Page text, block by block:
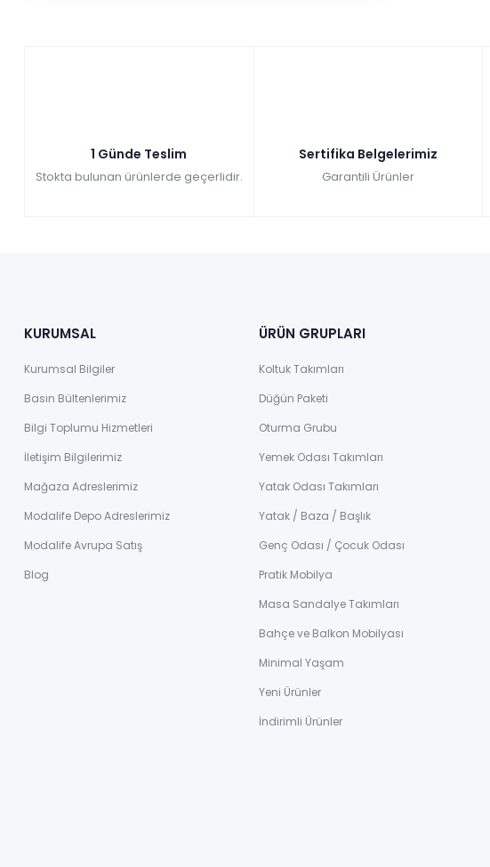
1 Günde Teslim
Stokta bulunan ürünlerde geçerlidir.
Sertifika Belgelerimiz
Garantili Ürünler
KURUMSAL
Kurumsal Bilgiler
Basın Bültenlerimiz
Bilgi Toplumu Hizmetleri
İletişim Bilgilerimiz
Mağaza Adreslerimiz
Modalife Depo Adreslerimiz
Modalife Avrupa Satış
Blog
ÜRÜN GRUPLARI
Koltuk Takımları
Düğün Paketi
Oturma Grubu
Yemek Odası Takımları
Yatak Odası Takımları
Yatak / Baza / Başlık
Genç Odası / Çocuk Odası
Pratik Mobilya
Masa Sandalye Takımları
Bahçe ve Balkon Mobilyası
Minimal Yaşam
Yeni Ürünler
İndirimli Ürünler